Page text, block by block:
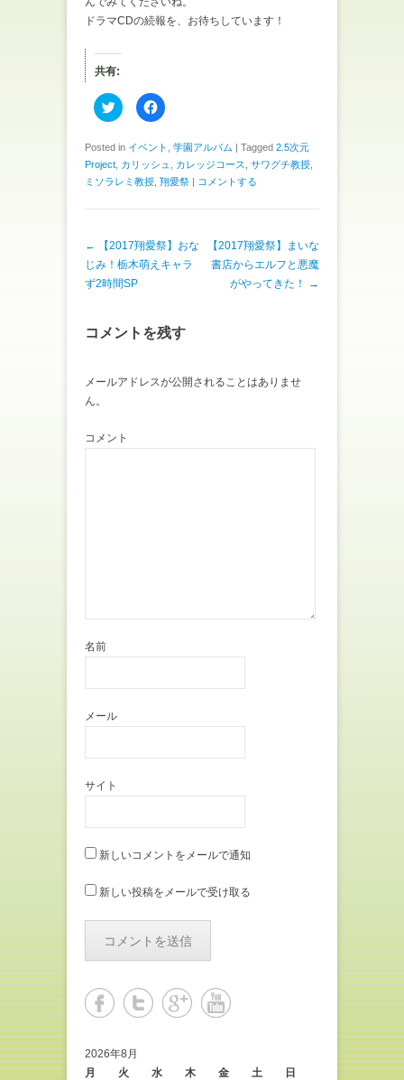
ドラマCDの続報を、お待ちしています！
共有:
ク
リ
し
て
T
w
i
t
で
共
有
(
新
ィ
ン
で
開
F
a
b
o
k
で
有
に
は
ク
く
だ
新
ド
Posted in イベント 学園アルバム | Tagged 2.5次元
Project カリッシュ カレッジコース サワグチ教授
ミソラレミ教授 翔愛祭 | コメントする
投稿ナビゲーション
←
【2017翔愛祭】おな
じみ！栃木萌えキャラ
ず2時間SP
【2017翔愛祭】まいな
書店からエルフと悪魔
がやってきた！
→
コメントを残す
メールアドレスが公開されることはありませ
ん。
コメント
名前
メール
サイト
新しいコメントをメールで通知
新しい投稿をメールで受け取る
2026年8月
月
火 水 木 金 土
日